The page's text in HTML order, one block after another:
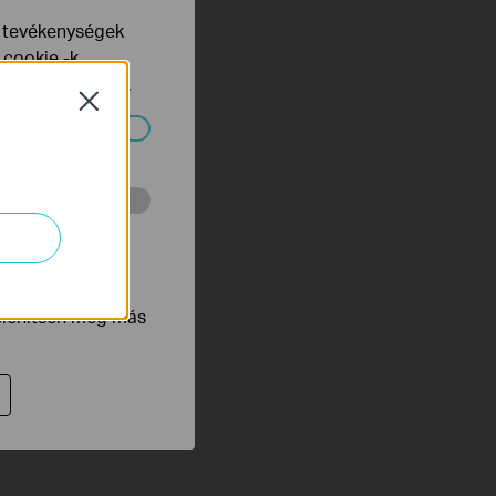
Close
cookie -k
talál.
be annak
meg más